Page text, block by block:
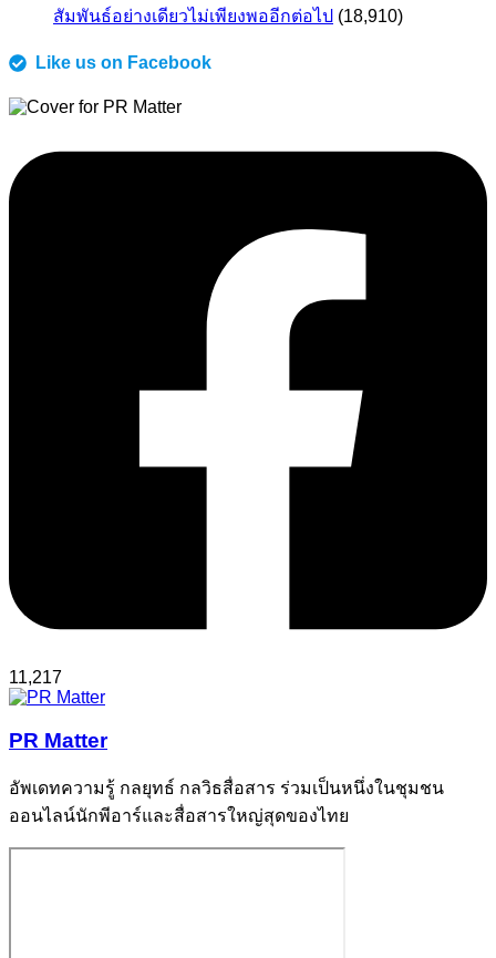
สัมพันธ์อย่างเดียวไม่เพียงพออีกต่อไป (18,910)
Like us on Facebook
11,217
PR Matter
อัพเดทความรู้ กลยุทธ์ กลวิธสื่อสาร ร่วมเป็นหนึ่งในชุมชน
ออนไลน์นักพีอาร์และสื่อสารใหญ่สุดของไทย